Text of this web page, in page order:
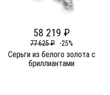
58 219 ₽
77 625 ₽ -25%
Серьги из белого золота c
бриллиантами